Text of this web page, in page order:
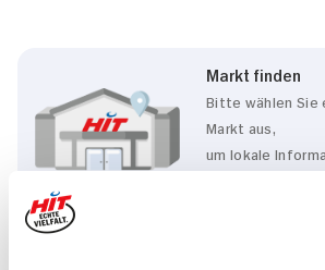
Markt finden
Bitte wählen Sie
Markt aus,
um lokale